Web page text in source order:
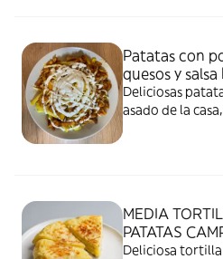
Patatas con
quesos y salsa
Deliciosas
asado de la
MEDIA
PATATAS
Deliciosa tortilla